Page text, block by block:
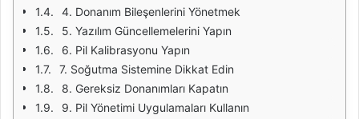
4. Donanım Bileşenlerini Yönetmek
5. Yazılım Güncellemelerini Yapın
6. Pil Kalibrasyonu Yapın
7. Soğutma Sistemine Dikkat Edin
8. Gereksiz Donanımları Kapatın
9. Pil Yönetimi Uygulamaları Kullanın